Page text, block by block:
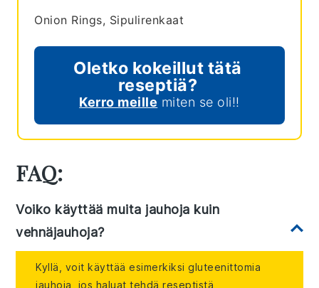
Onion Rings, Sipulirenkaat
Oletko kokeillut tätä
reseptiä?
Kerro meille miten se oli!!
FAQ:
Voiko käyttää muita jauhoja kuin
vehnäjauhoja?
Kyllä, voit käyttää esimerkiksi gluteenittomia
jauhoja, jos haluat tehdä reseptistä